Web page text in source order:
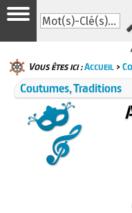
Vous êtes ici :Accueil >
Coutumes, Traditions